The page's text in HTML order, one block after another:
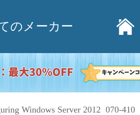
のメーカー
Windows Server 2012 070-410